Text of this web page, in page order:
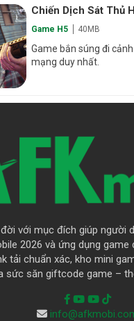
Chiến Dịch Sát Thủ
Game H5 40MB
Game bắn súng đi cảnh
mạng duy nhất.
với mục đích giúp người
2026 và ứng dụng game
tải chuẩn xác, kho mini
sức săn giftcode game –